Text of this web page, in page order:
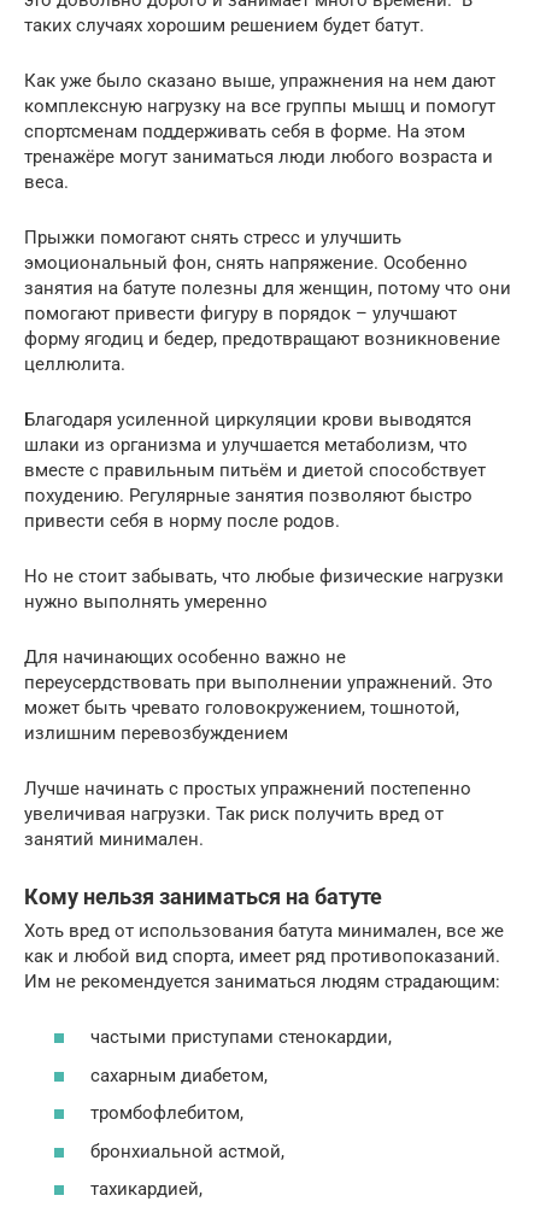
таких случаях хорошим решением будет батут.
Как уже было сказано выше, упражнения на нем дают
комплексную нагрузку на все группы мышц и помогут
спортсменам поддерживать себя в форме. На этом
тренажёре могут заниматься люди любого возраста и
веса.
Прыжки помогают снять стресс и улучшить
эмоциональный фон, снять напряжение. Особенно
занятия на батуте полезны для женщин, потому что они
помогают привести фигуру в порядок – улучшают
форму ягодиц и бедер, предотвращают возникновение
целлюлита.
Благодаря усиленной циркуляции крови выводятся
шлаки из организма и улучшается метаболизм, что
вместе с правильным питьём и диетой способствует
похудению. Регулярные занятия позволяют быстро
привести себя в норму после родов.
Но не стоит забывать, что любые физические нагрузки
нужно выполнять умеренно
Для начинающих особенно важно не
переусердствовать при выполнении упражнений. Это
может быть чревато головокружением, тошнотой,
излишним перевозбуждением
Лучше начинать с простых упражнений постепенно
увеличивая нагрузки. Так риск получить вред от
занятий минимален.
Кому нельзя заниматься на батуте
Хоть вред от использования батута минимален, все же
как и любой вид спорта, имеет ряд противопоказаний.
Им не рекомендуется заниматься людям страдающим:
частыми приступами стенокардии,
сахарным диабетом,
тромбофлебитом,
бронхиальной астмой,
тахикардией,